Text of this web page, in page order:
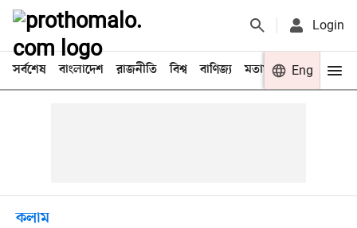
Login
সর্বশেষ বাংলাদেশ রাজনীতি বিশ্ব বাণিজ্য মতামত খেলা
Eng
কলাম